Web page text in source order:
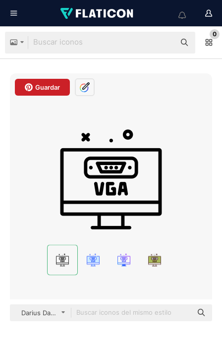
0
Guardar
Darius Dan Lineal